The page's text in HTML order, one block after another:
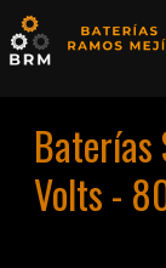
Baterías
Volts -